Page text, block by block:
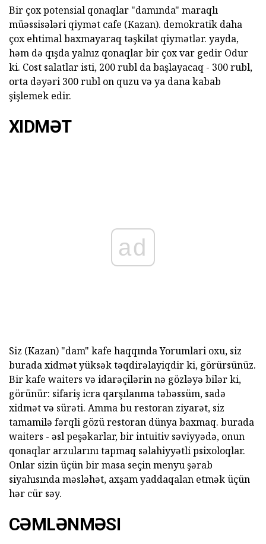
Bir çox potensial qonaqlar "damında" maraqlı
müəssisələri qiymət cafe (Kazan). demokratik daha
çox ehtimal baxmayaraq təşkilat qiymətlər. yayda,
həm də qışda yalnız qonaqlar bir çox var gedir Odur
ki. Cost salatlar isti, 200 rubl da başlayacaq - 300 rubl,
orta dəyəri 300 rubl on quzu və ya dana kabab
şişlemek edir.
XIDMƏT
ad
Siz (Kazan) "dam" kafe haqqında Yorumlari oxu, siz
burada xidmət yüksək təqdirəlayiqdir ki, görürsünüz.
Bir kafe waiters və idarəçilərin nə gözləyə bilər ki,
görünür: sifariş icra qarşılanma təbəssüm, sadə
xidmət və sürəti. Amma bu restoran ziyarət, siz
tamamilə fərqli gözü restoran dünya baxmaq. burada
waiters - əsl peşəkarlar, bir intuitiv səviyyədə, onun
qonaqlar arzularını tapmaq səlahiyyətli psixoloqlar.
Onlar sizin üçün bir masa seçin menyu şərab
siyahısında məsləhət, axşam yaddaqalan etmək üçün
hər cür səy.
CƏMLƏNMƏSI